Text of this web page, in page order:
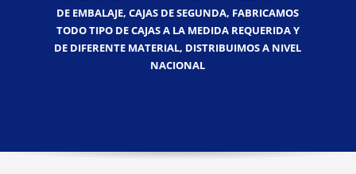
DE EMBALAJE, CAJAS DE SEGUNDA, FABRICAMOS
TODO TIPO DE CAJAS A LA MEDIDA REQUERIDA Y
DE DIFERENTE MATERIAL, DISTRIBUIMOS A NIVEL
NACIONAL